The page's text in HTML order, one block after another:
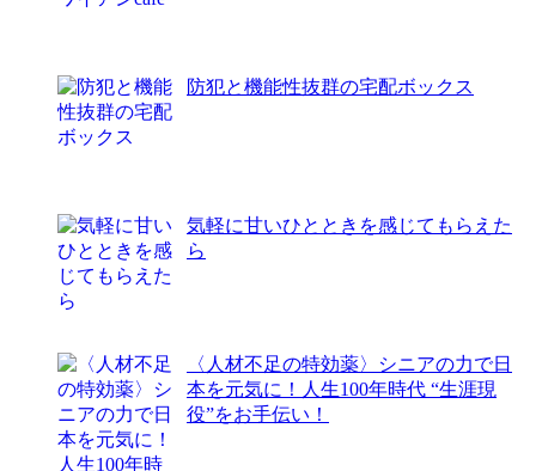
防犯と機能性抜群の宅配ボックス
気軽に甘いひとときを感じてもらえた
ら
〈人材不足の特効薬〉シニアの力で日
本を元気に！人生100年時代 “生涯現
役”をお手伝い！